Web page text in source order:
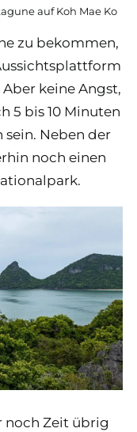
auf Koh Mae Ko
zu bekommen,
keine Angst,
5 bis 10 Minuten
Neben der
noch einen
noch Zeit übrig